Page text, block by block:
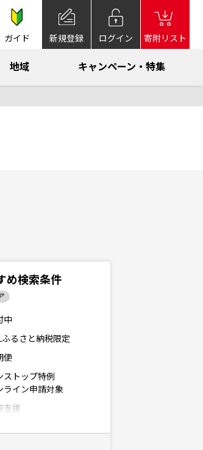
ガイド 新規登録 ログイン 寄附リスト
地域 キャンペーン・特集
め検索条件
中
るさと納税限定
便
ストップ特例
ライン申請対象
支援